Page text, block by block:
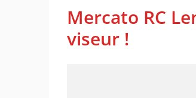
Mercato RC
viseur !